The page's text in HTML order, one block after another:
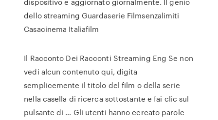
dello streaming Guardaserie Filmsenzalimiti
Casacinema Italiafilm
Il Racconto Dei Racconti Streaming Eng Se non
vedi alcun contenuto qui, digita
semplicemente il titolo del film o della serie
nella casella di ricerca sottostante e fai clic sul
pulsante di … Gli utenti hanno cercato parole